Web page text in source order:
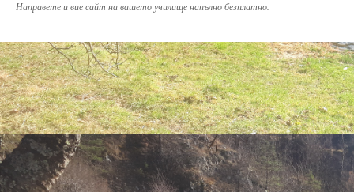
Направете и вие сайт на вашето училище напълно безплатно.